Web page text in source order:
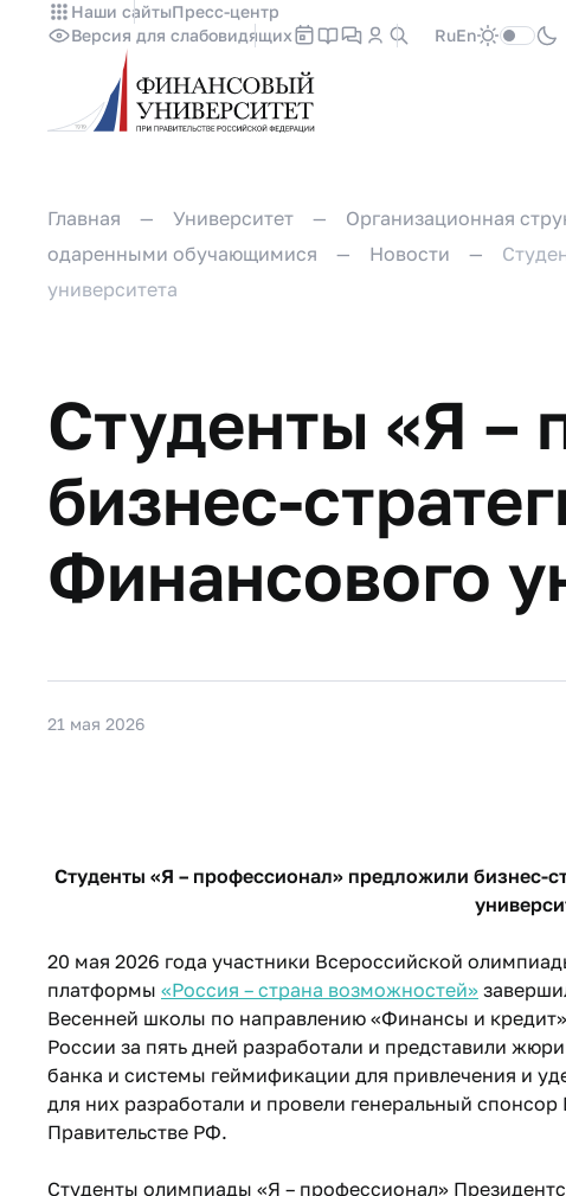
Наши сайтыПресс-центр
Версия для слабовидящих
RuEn
Главная Университет Организационная
одаренными обучающимися
Новости
университета
Студенты «Я –
бизнес-
Финансового
21 мая 2026
Студенты «Я – профессионал» предложили бизнес-
20 мая 2026 года участники Всероссийской
платформы «Россия – страна возможностей»
Весенней школы по направлению «Финансы и
России за пять дней разработали и представили
банка и системы геймификации для привлечения и
для них разработали и провели генеральный
Правительстве РФ.
Студенты олимпиады «Я – профессионал»